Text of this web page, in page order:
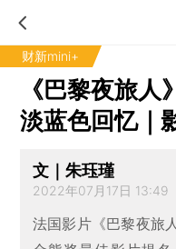
财新mini+
《巴黎夜旅
淡蓝色回忆｜
文｜朱珏瑾
2022年07月17日 13:49
法国影片《巴黎夜旅